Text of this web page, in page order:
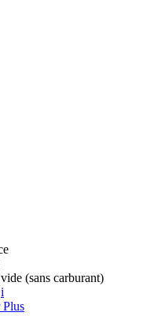
(sans carburant)
i
Plus